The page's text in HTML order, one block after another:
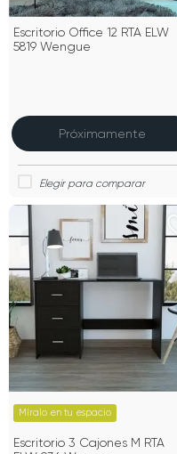
Escritorio Office 12 RTA ELW
5819 Wengue
Próximamente
Míralo en tu espacio
Escritorio 3 Cajones M RTA